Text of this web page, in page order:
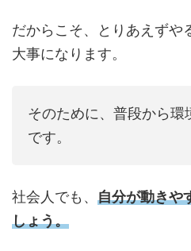
だからこそ、とりあえずや
大事になります。
そのために、普段から
です。
社会人でも、 自分が動きや
しょう。